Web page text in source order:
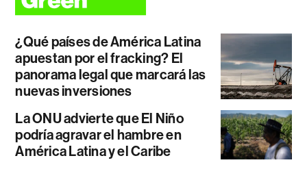
¿Qué países de América Latina
apuestan por el fracking? El
panorama legal que marcará las
nuevas inversiones
La ONU advierte que El Niño
podría agravar el hambre en
América Latina y el Caribe